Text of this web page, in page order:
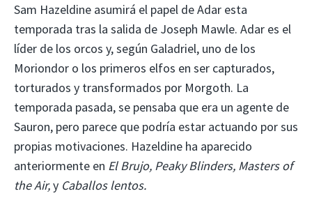
Sam Hazeldine asumirá el papel de Adar esta
temporada tras la salida de Joseph Mawle. Adar es el
líder de los orcos y, según Galadriel, uno de los
Moriondor o los primeros elfos en ser capturados,
torturados y transformados por Morgoth. La
temporada pasada, se pensaba que era un agente de
Sauron, pero parece que podría estar actuando por sus
propias motivaciones. Hazeldine ha aparecido
anteriormente en El Brujo, Peaky Blinders, Masters of
the Air,y Caballos lentos.